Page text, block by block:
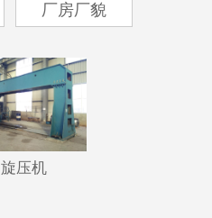
厂房厂貌
旋压机